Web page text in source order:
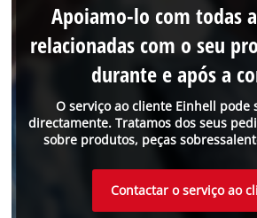
O serviço ao cliente Einhell pode
directamente. Tratamos dos seus
sobre produtos, peças
Apoiamo-lo com todas
relacionadas com o seu
durante e após a
Contactar o serviço ao